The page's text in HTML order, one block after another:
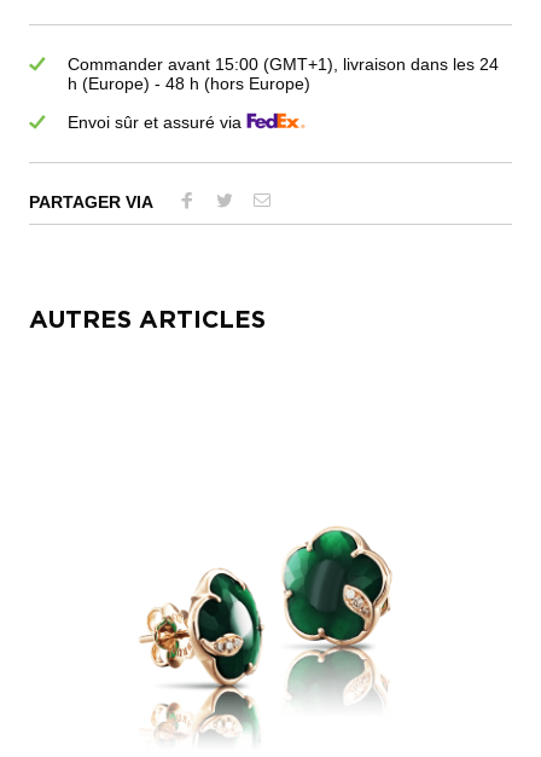
Commander avant 15:00 (GMT+1), livraison dans les 24
h (Europe) - 48 h (hors Europe)
Envoi sûr et assuré via
PARTAGER VIA
AUTRES ARTICLES